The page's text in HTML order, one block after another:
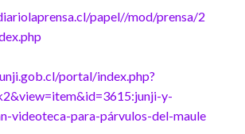
papel//mod/prensa/2
portal/index.php?
y-
videoteca-para-párvulos-del-maule